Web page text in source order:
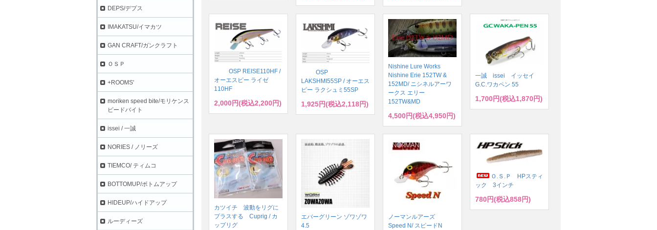
OSP REISE110HF /
オーエスピー ライゼ
110HF
2,000円(税込2,200円)
OSP
LAKSHMI55SP / オーエス
ピー ラクシュミ55SP
1,925円(税込2,118円)
Nishine Lure Works
Nishine Erie 152TW &
152MD/ ニシネルアーワ
ークス エリー
152TW&MD
4,500円(税込4,950円)
一誠 issei イッセイ
G.C.ワカペン 55
1,700円(税込1,870円)
カツイチ 波動をリグに
プラスする Cuprig / カ
ップリグ
エバーグリーン ゾワゾワ
4.5
ノーマンルアーズ
Speed N/ スピードN
Ｏ.Ｓ.Ｐ HPスティ
ック 3インチ
780円(税込858円)
DEPS/デプス
IMAKATSU/イマカツ
GAN CRAFT/ガンクラフト
ＯＳＰ
+ROOMS'
moriken speed bite/モリケンス
ピードバイト
issei / 一誠
NORIES / ノリーズ
TIEMCO/ ティムコ
BOTTOMUP/ボトムアップ
HIDEUP/ハイドアップ
ルーディーズ